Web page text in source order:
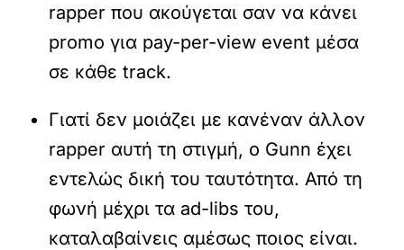
rapper που ακούγεται σαν να κάνει
promo για pay-per-view event μέσα
σε κάθε track.
Γιατί δεν μοιάζει με κανέναν άλλον
rapper αυτή τη στιγμή, ο Gunn έχει
εντελώς δική του ταυτότητα. Από τη
φωνή μέχρι τα ad-libs του,
καταλαβαίνεις αμέσως ποιος είναι.